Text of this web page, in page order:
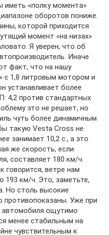
иметь «полку момента»
оборотов пониже.
которой приходится
момент «на низах»
Я уверен, что об
Иначе
факт, что на нашу
с 1,8 литровым мотором и
устанавливает более
4,2 против стандартных
это не решает, но
чуть более динамичным
такую Vesta Cross не
занимает 10,2 с., а это
же скорость, если
составляет 180 км/ч.
говорится, ветре нам
193 км/ч. Это, заметьте,
Но столь высокие
противопоказаны. Уже при
автомобиля ощутимо
менее стабильным на
чувствительным к